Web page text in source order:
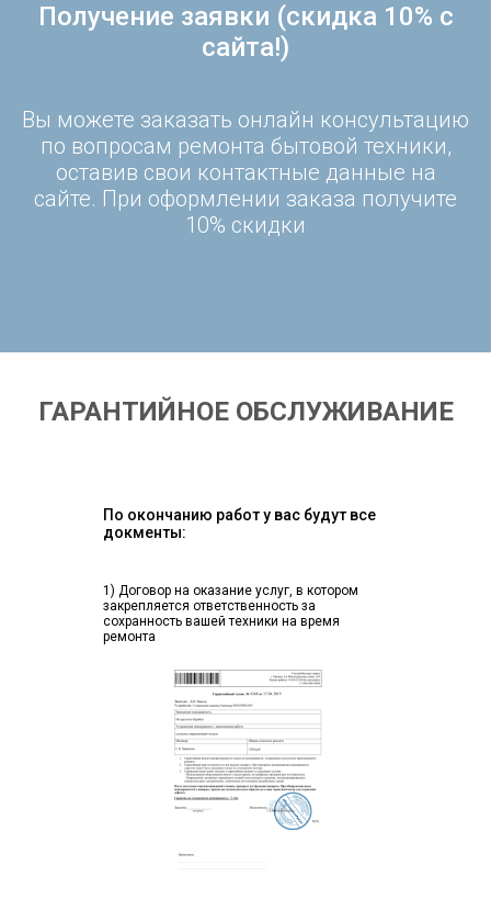
Получение заявки (скидка 10% с
сайта!)
Вы можете заказать онлайн консультацию
по вопросам ремонта бытовой техники,
оставив свои контактные данные на
сайте. При оформлении заказа получите
10% скидки
ГАРАНТИЙНОЕ ОБСЛУЖИВАНИЕ
По окончанию работ у вас будут все
докменты:
1) Договор на оказание услуг, в котором
закрепляется ответственность за
сохранность вашей техники на время
ремонта